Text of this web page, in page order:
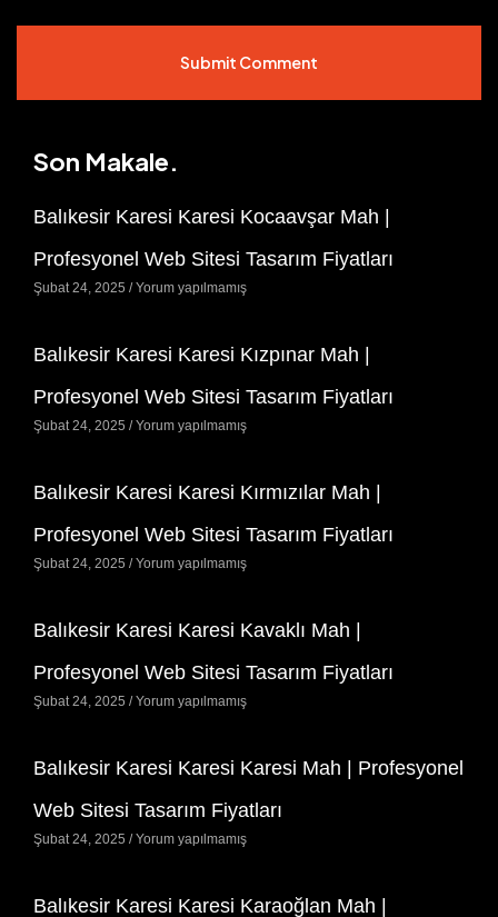
Submit Comment
Son Makale.
Balıkesir Karesi Karesi Kocaavşar Mah |
Profesyonel Web Sitesi Tasarım Fiyatları
Şubat 24, 2025 Yorum yapılmamış
Balıkesir Karesi Karesi Kızpınar Mah |
Profesyonel Web Sitesi Tasarım Fiyatları
Şubat 24, 2025 Yorum yapılmamış
Balıkesir Karesi Karesi Kırmızılar Mah |
Profesyonel Web Sitesi Tasarım Fiyatları
Şubat 24, 2025 Yorum yapılmamış
Balıkesir Karesi Karesi Kavaklı Mah |
Profesyonel Web Sitesi Tasarım Fiyatları
Şubat 24, 2025 Yorum yapılmamış
Balıkesir Karesi Karesi Karesi Mah | Profesyonel
Web Sitesi Tasarım Fiyatları
Şubat 24, 2025 Yorum yapılmamış
Balıkesir Karesi Karesi Karaoğlan Mah |